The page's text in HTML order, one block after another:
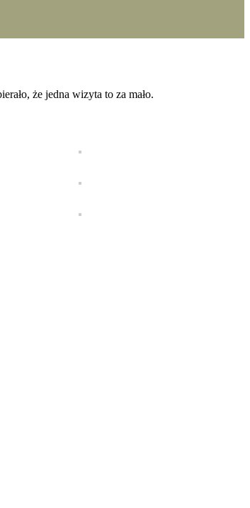
że jedna wizyta to za mało.